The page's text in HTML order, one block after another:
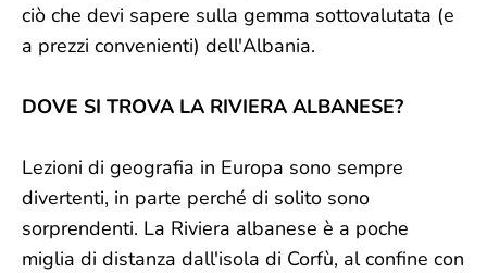
ciò che devi sapere sulla gemma sottovalutata (e
a prezzi convenienti) dell'Albania.
DOVE SI TROVA LA RIVIERA ALBANESE?
Lezioni di geografia in Europa sono sempre
divertenti, in parte perché di solito sono
sorprendenti. La Riviera albanese è a poche
miglia di distanza dall'isola di Corfù, al confine con